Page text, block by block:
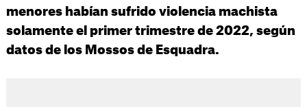
menores habían sufrido violencia machista
solamente el primer trimestre de 2022, según
datos de los Mossos de Esquadra.